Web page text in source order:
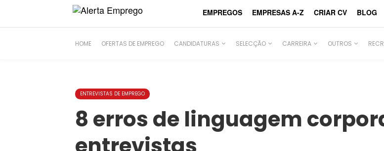
EMPREGOS EMPRESAS A-Z CRIAR CV BLOG
HOME OFERTAS DE EMPREGO CANDIDATURAS SELECÇÃO CARREIRA OUTROS
ENTREVISTAS DE EMPREGO
8 erros de linguagem